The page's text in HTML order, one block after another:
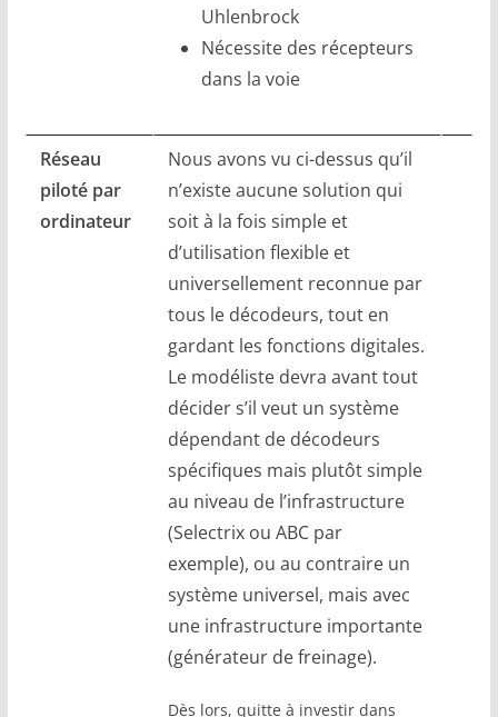
Uhlenbrock
Nécessite des récepteurs
dans la voie
Réseau
piloté par
ordinateur
Nous avons vu ci-dessus qu’il
n’existe aucune solution qui
soit à la fois simple et
d’utilisation flexible et
universellement reconnue par
tous le décodeurs, tout en
gardant les fonctions digitales.
Le modéliste devra avant tout
décider s’il veut un système
dépendant de décodeurs
spécifiques mais plutôt simple
au niveau de l’infrastructure
(Selectrix ou ABC par
exemple), ou au contraire un
système universel, mais avec
une infrastructure importante
(générateur de freinage).
Dès lors, quitte à investir dans